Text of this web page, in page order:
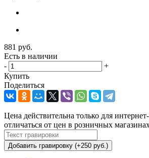
881 руб.
Есть в наличии
-
+
Купить
Поделиться
Цена действительна только для
отличаться от цен в розничных
Добавить гравировку (+250 руб.)